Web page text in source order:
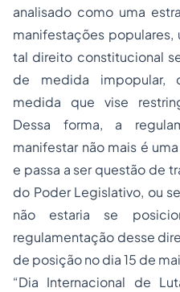
analisado como uma
manifestações populares,
tal direito constitucional
de medida impopular,
medida que vise
Dessa forma, a
manifestar não mais é
e passa a ser questão de
do Poder Legislativo, ou
não estaria se
regulamentação desse
de posição no dia 15 de
“Dia Internacional de